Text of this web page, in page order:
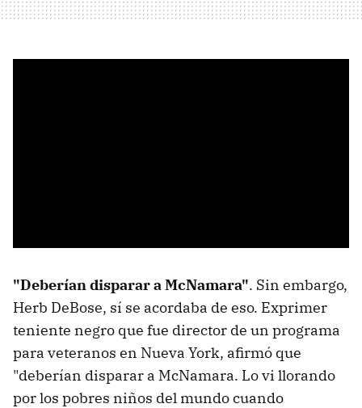
"Deberían disparar a McNamara". Sin embargo,
Herb DeBose, sí se acordaba de eso. Exprimer
teniente negro que fue director de un programa
para veteranos en Nueva York, afirmó que
"deberían disparar a McNamara. Lo vi llorando
por los pobres niños del mundo cuando